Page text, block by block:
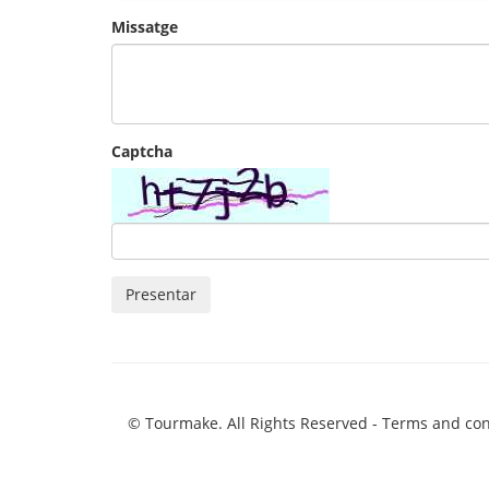
Missatge
Captcha
Presentar
© Tourmake. All Rights Reserved - Terms and